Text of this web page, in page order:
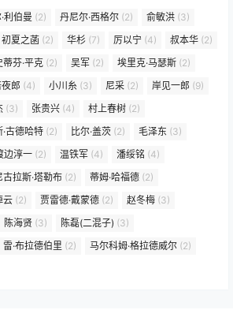
利伯曼 (2) 丹尼尔·西格尔 (2) 俞敏洪 (3)
初夏之菡 (2) 华杉 (7) 厉以宁 (4) 叔本华 (2)
蒂芬·平克 (2) 吴军 (2) 埃里克·马瑟斯 (2)
郎 (4) 小川糸 (3) 尼采 (2) 岸见一郎 (9)
(3) 张贵兴 (4) 村上春树 (2)
古德哈特 (2) 比尔·盖茨 (2) 毛泽东 (3)
边淳一 (2) 温铁军 (4) 潘绥铭 (4)
古拉斯·塔勒布 (2) 蒂姆·哈福德 (2)
云 (2) 贾雷德·戴蒙德 (2) 赵冬梅 (3)
陈海贤 (3) 陈磊(二混子) (3)
雷·布拉德伯里 (2) 马尔科姆·格拉德威尔 (2)